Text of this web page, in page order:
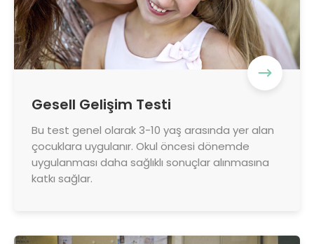
Gesell Gelişim Testi
Bu test genel olarak 3-10 yaş arasında yer alan
çocuklara uygulanır. Okul öncesi dönemde
uygulanması daha sağlıklı sonuçlar alınmasına
katkı sağlar.